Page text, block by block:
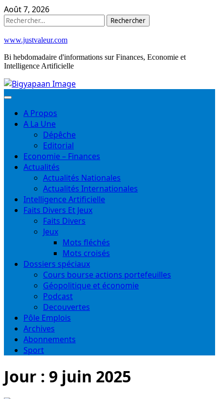
Skip
to
Août 7, 2026
Rechercher :
www.justvaleur.com
Bi hebdomadaire d'informations sur Finances, Economie et
Intelligence Artificielle
A Propos
A La Une
Dépêche
Editorial
Economie – Finances
Actualités
Actualités Nationales
Actualités Internationales
Intelligence Artificielle
Faits Divers Et Jeux
Faits Divers
Jeux
Mots fléchés
Mots croisés
Dossiers spéciaux
Cours bourse actions portefeuilles
Géopolitique et économie
Podcast
Decouvertes
Pôle Emplois
Archives
Abonnements
Sport
Jour : 9 juin 2025